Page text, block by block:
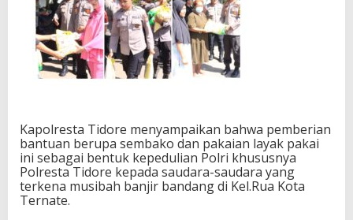
Kapolresta Tidore menyampaikan bahwa pemberian
bantuan berupa sembako dan pakaian layak pakai
ini sebagai bentuk kepedulian Polri khususnya
Polresta Tidore kepada saudara-saudara yang
terkena musibah banjir bandang di Kel.Rua Kota
Ternate.